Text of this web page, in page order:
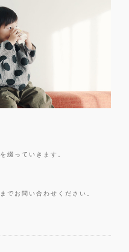
綴っていきます。
でお問い合わせください。